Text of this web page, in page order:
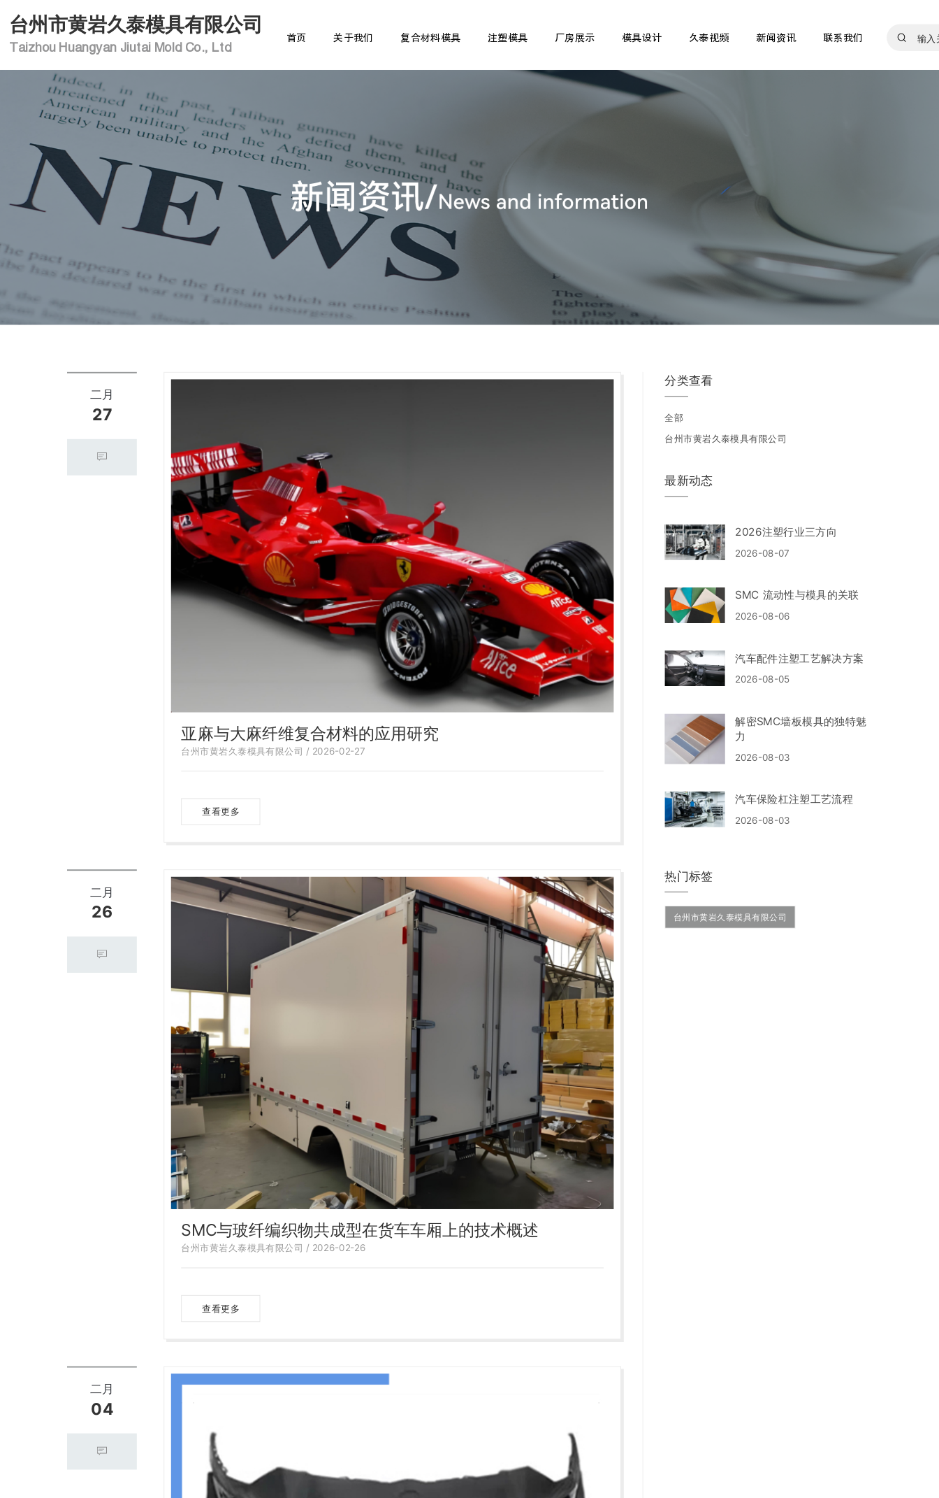
首页 关于我们 复合材料模具 注塑模具 厂房展示 模具设计 久泰视频 新闻资讯 联系我们
台州市黄岩久泰模具有限公司
Taizhou Huangyan Jiutai Mold Co., Ltd
二月
27
亚麻与大麻纤维复合材料的应用研究
台州市黄岩久泰模具有限公司 / 2026-02-27
查看更多
二月
26
SMC与玻纤编织物共成型在货车车厢上的技术概述
台州市黄岩久泰模具有限公司 / 2026-02-26
查看更多
二月
04
分类查看
全部
台州市黄岩久泰模具有限公司
最新动态
2026注塑行业三方向
2026-08-07
SMC 流动性与模具的关联
2026-08-06
汽车配件注塑工艺解决方案
2026-08-05
解密SMC墙板模具的独特魅
力
2026-08-03
汽车保险杠注塑工艺流程
2026-08-03
热门标签
台州市黄岩久泰模具有限公司